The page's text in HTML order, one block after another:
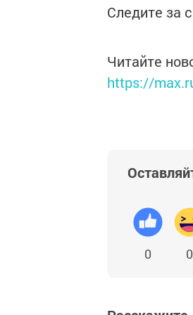
Следите за
Читайте
https://
0 0